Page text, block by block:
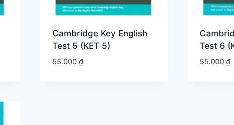
Cambridge Key English
Test 5 (KET 5)
55.000 ₫
Test 6
55.000₫